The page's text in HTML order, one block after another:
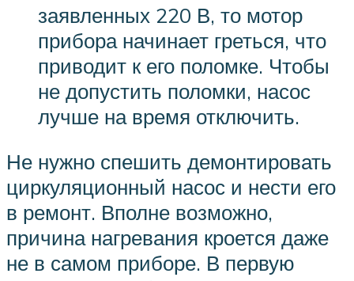
заявленных 220 В, то мотор
прибора начинает греться, что
приводит к его поломке. Чтобы
не допустить поломки, насос
лучше на время отключить.
Не нужно спешить демонтировать
циркуляционный насос и нести его
в ремонт. Вполне возможно,
причина нагревания кроется даже
не в самом приборе. В первую